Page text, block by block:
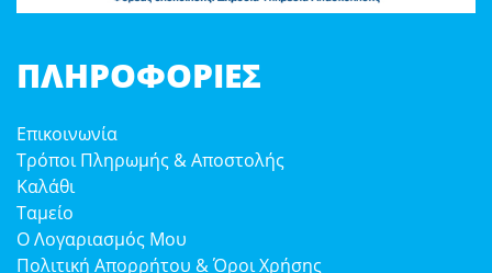
ΠΛΗΡΟΦΟΡΊΕΣ
Επικοινωνία
Τρόποι Πληρωμής & Αποστολής
Καλάθι
Ταμείο
Ο Λογαριασμός Μου
Πολιτική Απορρήτου & Όροι Χρήσης